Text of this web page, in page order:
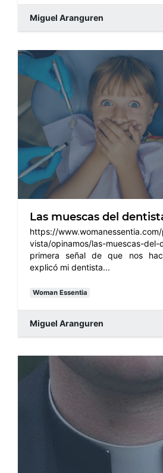
Miguel Aranguren
Las muescas del
https://
vista/opinamos/las-
primera señal de que nos
explicó mi dentista...
Woman Essentia
Miguel Aranguren